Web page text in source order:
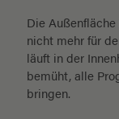
Die
nicht mehr für
läuft in der
bemüht, alle
bringen.